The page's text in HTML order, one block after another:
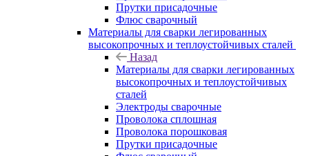
Прутки присадочные
Флюс сварочный
Материалы для сварки легированных
высокопрочных и теплоустойчивых сталей
Назад
Материалы для сварки легированных
высокопрочных и теплоустойчивых
сталей
Электроды сварочные
Проволока сплошная
Проволока порошковая
Прутки присадочные